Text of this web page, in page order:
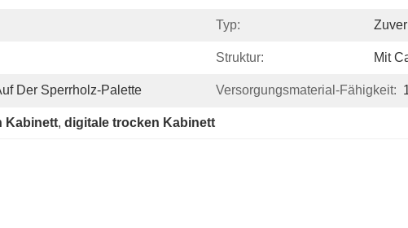
Typ:
Struktur: Mit
Der Sperrholz-Palette Versorgungsmaterial-Fähigkeit:
Kabinett, digitale trocken Kabinett